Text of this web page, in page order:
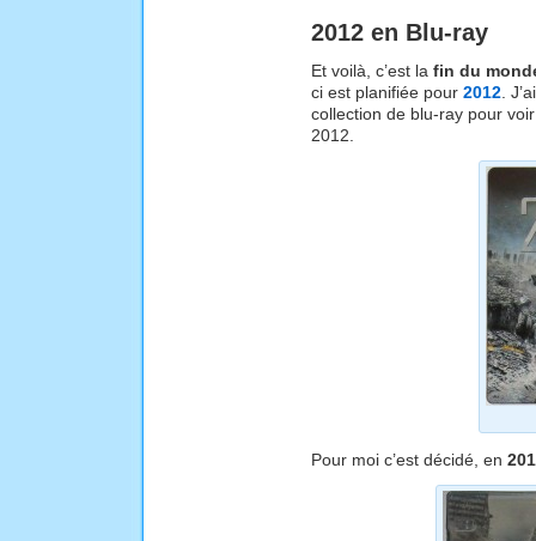
2012 en Blu-ray
Et voilà, c’est la fin du
ci est planifiée pour 2012 .
collection de blu-ray pour
2012.
Pour moi c’est décidé, en